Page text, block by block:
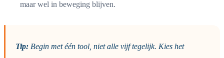
maar wel in beweging blijven.
Tip: Begin met één tool, niet alle vijf tegelijk. Kies het